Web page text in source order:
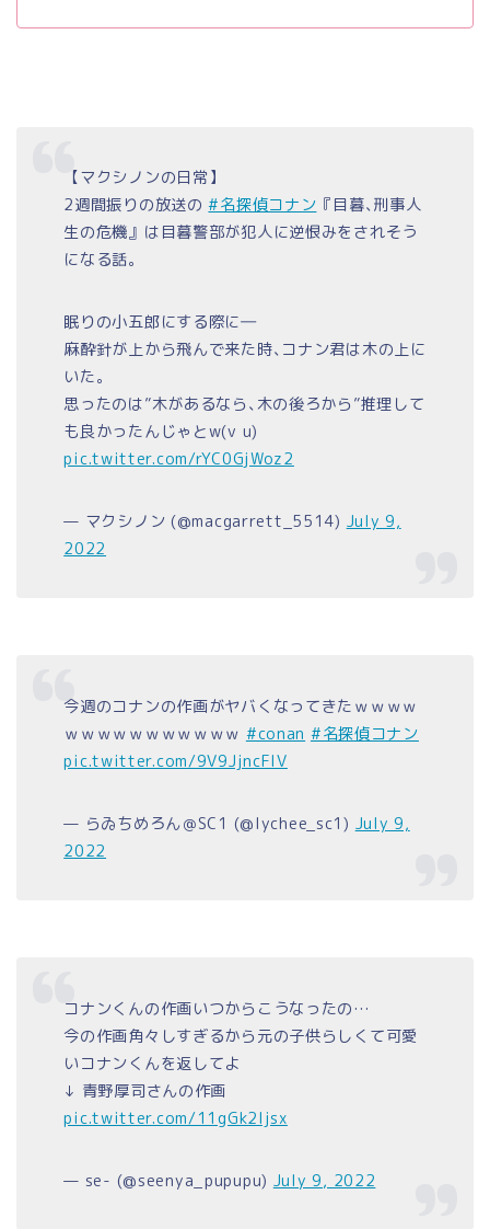
【マクシノンの日常】
2週間振りの放送の#名探偵コナン 『目暮､刑事人
生の危機』は目暮警部が犯人に逆恨みをされそう
になる話｡
眠りの小五郎にする際に―
麻酔針が上から飛んで来た時､コナン君は木の上に
いた｡
思ったのは”木があるなら､木の後ろから”推理して
も良かったんじゃとw(v u)
pic.twitter.com/rYC0GjWoz2
— マクシノン (@macgarrett_5514) July 9,
2022
今週のコナンの作画がヤバくなってきたｗｗｗｗ
ｗｗｗｗｗｗｗｗｗｗｗ #conan #名探偵コナン
pic.twitter.com/9V9JjncFlV
— らゐちめろん＠SC1 (@lychee_sc1) July 9,
2022
コナンくんの作画いつからこうなったの…
今の作画角々しすぎるから元の子供らしくて可愛
いコナンくんを返してよ
↓ 青野厚司さんの作画
pic.twitter.com/11gGk2ljsx
— se- (@seenya_pupupu) July 9, 2022